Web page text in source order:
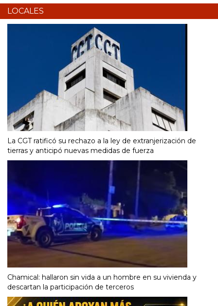
LOCALES
La CGT ratificó su rechazo a la ley de extranjerización de
tierras y anticipó nuevas medidas de fuerza
Chamical: hallaron sin vida a un hombre en su vivienda y
descartan la participación de terceros